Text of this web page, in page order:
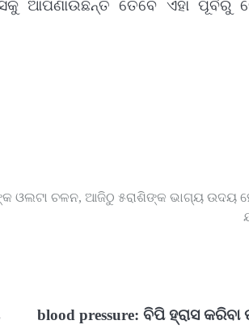
ଆପଣାଉଛନ୍ତି ତେବେ ଏହା ପୂର୍ବରୁ
ଓଲଟା ଚଳନ, ଆଜିଠୁ ୫ରାଶିଙ୍କ ଭାଗ୍ୟ ଉଦୟ
blood pressure: ବିପି ହ୍ରାସ କରିବା